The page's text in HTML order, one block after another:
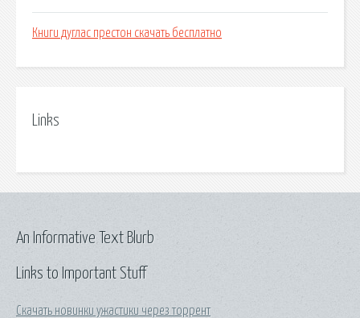
Книги дуглас престон скачать бесплатно
Links
Links to Important Stuff
Скачать новинки ужастики через торрент
An Informative Text Blurb